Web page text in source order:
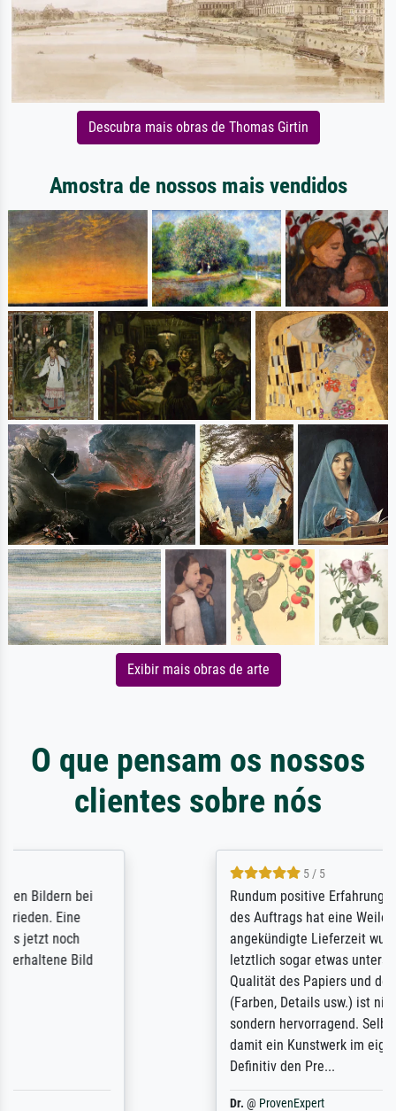
Descubra mais obras de Thomas Girtin
Amostra de nossos mais vendidos
Exibir mais obras de arte
O que pensam os nossos
clientes sobre nós
Rundum positive Erfahrung. Die Ausführung
des Auftrags hat eine Weile gedauert, die
angekündigte Lieferzeit wurde aber
letztlich sogar etwas unterschritten. Die
Qualität des Papiers und des Drucks
(Farben, Details usw.) ist nicht nur gut,
sondern hervorragend. Selbst ein Druck ist
damit ein Kunstwerk im eigenen Sinne.